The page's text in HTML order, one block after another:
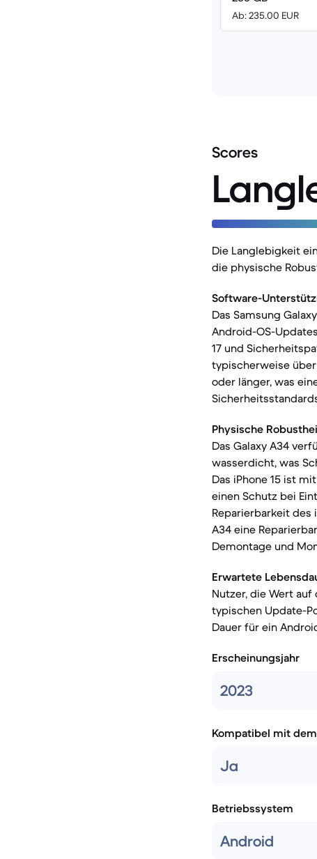
Ab: 235.00 EUR
Scores
Die Langlebigkeit
die physische
Software-
Das Samsung
Android-OS-
17 und
typischerweise
oder länger, was
Physische
Das Galaxy A34
wasserdicht, was
Das iPhone 15 ist
einen Schutz bei
Reparierbarkeit des
A34 eine
Demontage und
Erwartete
Nutzer, die Wert
typischen Update-
Dauer für ein
Erscheinungsjahr
2023
Kompatibel mit
Ja
Betriebssystem
Android